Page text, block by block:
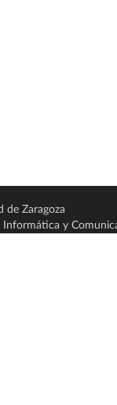
de Zaragoza
y